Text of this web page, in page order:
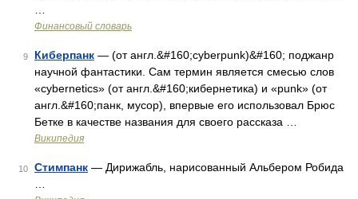
Финансовый словарь
9 Киберпанк — (от англ.&#160;cyberpunk)&#160; поджанр
научной фантастики. Сам термин является смесью слов
«cybernetics» (от англ.&#160;кибернетика) и «punk» (от
англ.&#160;панк, мусор), впервые его использовал Брюс
Бетке в качестве названия для своего рассказа …
Википедия
10 Стимпанк — Дирижабль, нарисованный Альбером Робида